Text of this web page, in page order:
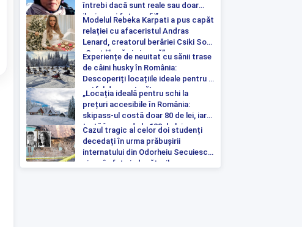
întrebi dacă sunt reale sau doar
iluzia unei fotografii”
Modelul Rebeka Karpati a pus capăt
relației cu afaceristul Andras
Lenard, creatorul berăriei Csiki Sor:
„Sunt liberă și singură”
Experiențe de neuitat cu sănii trase
de câini husky în România:
Descoperiți locațiile ideale pentru o
astfel de aventură!
„Locația ideală pentru schi la
prețuri accesibile în România:
skipass-ul costă doar 80 de lei, iar
tartă începe de la 100 de lei pe
noapte”
Cazul tragic al celor doi studenți
decedați în urma prăbușirii
internatului din Odorheiu Secuiesc a
ajuns în fața judecătorilor